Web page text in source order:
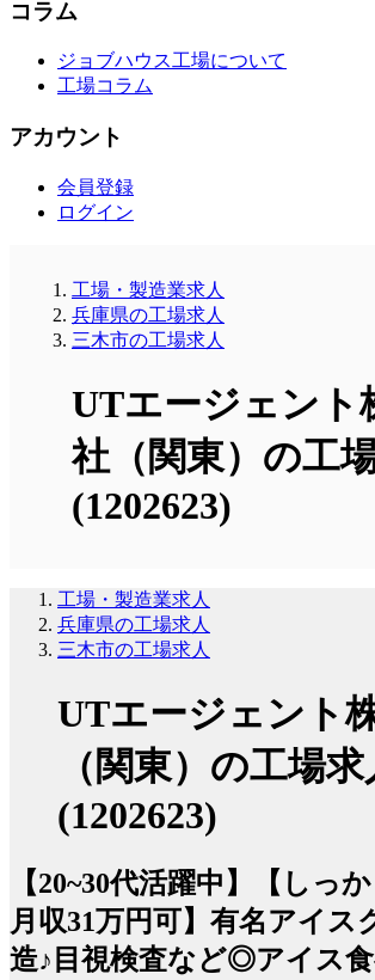
コラム
ジョブハウス工場について
工場コラム
アカウント
会員登録
ログイン
工場・製造業求人
兵庫県の工場求人
三木市の工場求人
UTエージェント
社（関東）の工
(1202623)
工場・製造業求人
兵庫県の工場求人
三木市の工場求人
UTエージェント
（関東）の工場求
(1202623)
【20~30代活躍中】【しっ
月収31万円可】有名アイス
造♪目視検査など◎アイス食